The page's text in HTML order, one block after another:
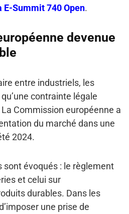
Summit 740 Open.
devenue
entre industriels, les
contrainte légale
Commission européenne a
du marché dans une
2024.
sont évoqués : le règlement
et celui sur
durables. Dans les
une prise de